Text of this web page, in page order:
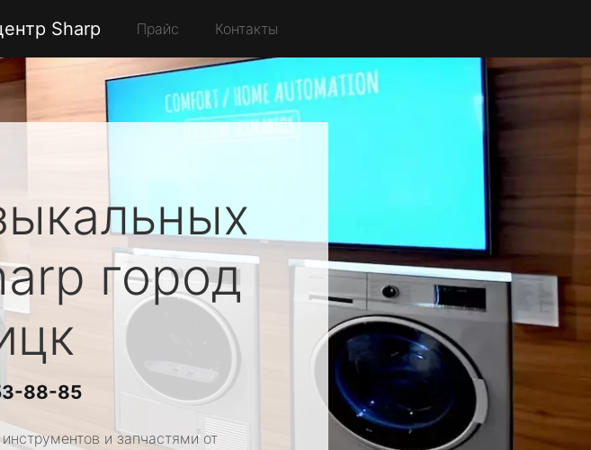
Sharp Прайс Контакты
город
88-85
и запчастями от